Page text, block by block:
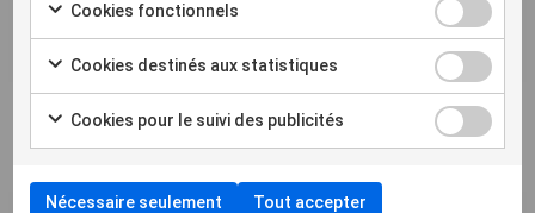
Go Active™: Dynamic Security
Code
Cookies fonctionnels
Cookies destinés aux statistiques
Cookies pour le suivi des publicités
Nécessaire seulement Tout accepter